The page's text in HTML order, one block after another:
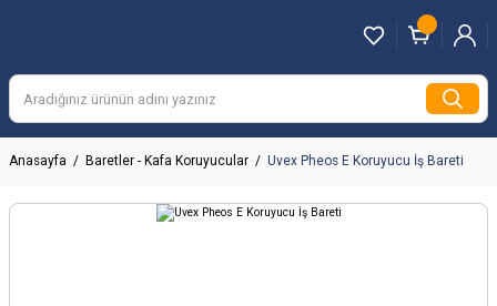
Anasayfa Baretler - Kafa Koruyucular Uvex Pheos E Koruyucu İş Bareti